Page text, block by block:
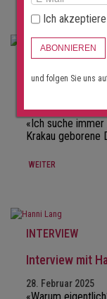
INTERVIEW
Interview mit
01. April 2025
«Ich suche
Krakau geborene
WEITER
INTERVIEW
Interview mit
28. Februar 2025
Ich
ABONNIEREN
und folgen Sie uns